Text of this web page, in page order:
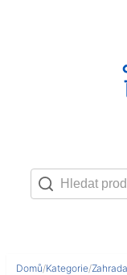
Domů/Kategorie/